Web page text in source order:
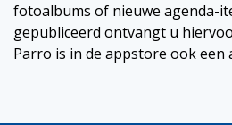
fotoalbums of nieuwe agenda-
gepubliceerd ontvangt u
Parro is in de appstore ook een